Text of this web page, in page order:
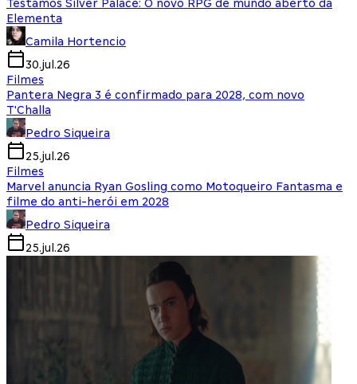
Testamos Silver Palace: O novo RPG de mundo aberto da
Elementa
Camila Hortencio
30.jul.26
Filmes
Pantera Negra 3 é confirmado para 2028, com novo
T'Challa
Pedro Siqueira
25.jul.26
Filmes
Marvel anuncia Ryan Gosling como Motoqueiro Fantasma e
filme do anti-herói em 2028
Pedro Siqueira
25.jul.26